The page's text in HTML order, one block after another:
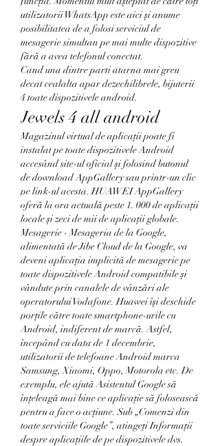
utilizatorii WhatsApp este aici și anume
posibilitatea de a folosi serviciul de
mesagerie simultan pe mai multe dispozitive
fără a avea telefonul conectat.
Cand una dintre parti atarna mai greu
decat cealalta apar dezechilibrele, bijuterii
4 toate dispozitivele android.
Jewels 4 all android
Magazinul virtual de aplicații poate fi
instalat pe toate dispozitivele Android
accesând site-ul oficial și folosind butonul
de download AppGallery sau printr-un clic
pe link-ul acesta. HUAWEI AppGallery
oferă la ora actuală peste 1. 000 de aplicații
locale și zeci de mii de aplicații globale.
Mesagerie - Mesageria de la Google,
alimentată de Jibe Cloud de la Google, va
deveni aplicația implicită de mesagerie pe
toate dispozitivele Android compatibile și
vândute prin canalele de vânzări ale
operatorului Vodafone. Huawei își deschide
porțile către toate smartphone-urile cu
Android, indiferent de marcă. Astfel,
începând cu data de 1 decembrie,
utilizatorii de telefoane Android marca
Samsung, Xiaomi, Oppo, Motorola etc. De
exemplu, ele ajută Asistentul Google să
înțeleagă mai bine ce aplicație să folosească
pentru a face o acțiune. Sub „Comenzi din
toate serviciile Google”, atingeți Informații
despre aplicațiile de pe dispozitivele dvs.